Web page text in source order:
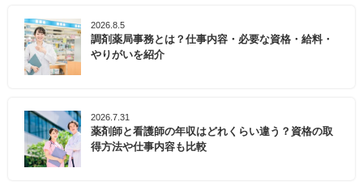
2026.8.5
調剤薬局事務とは？仕事内容・必要な資格・給料・
やりがいを紹介
2026.7.31
薬剤師と看護師の年収はどれくらい違う？資格の取
得方法や仕事内容も比較